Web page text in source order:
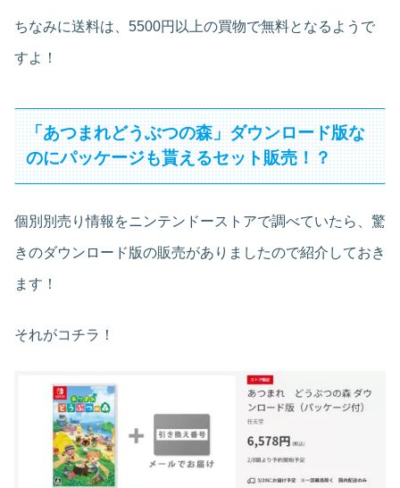
ちなみに送料は、5500円以上の買物で無料となるようで
すよ！
「あつまれどうぶつの森」ダウンロード版な
のにパッケージも貰えるセット販売！？
個別別売り情報をニンテンドーストアで調べていたら、驚
きのダウンロード版の販売がありましたので紹介しておき
ます！
それがコチラ！